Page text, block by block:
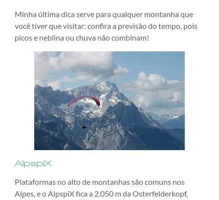
Minha última dica serve para qualquer montanha que
você tiver que visitar: confira a previsão do tempo, pois
picos e neblina ou chuva não combinam!
AlpspiX
Plataformas no alto de montanhas são comuns nos
Alpes, e o AlpspiX fica a 2.050 m da Osterfelderkopf,